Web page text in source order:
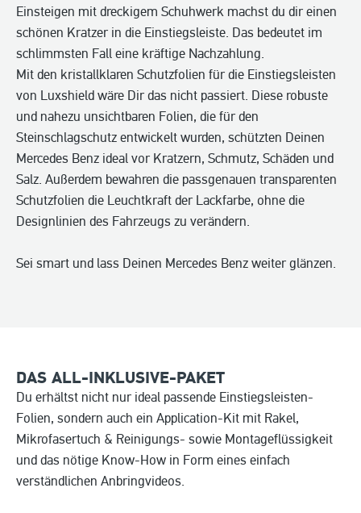
Einsteigen mit dreckigem Schuhwerk machst du dir einen
schönen Kratzer in die Einstiegsleiste. Das bedeutet im
schlimmsten Fall eine kräftige Nachzahlung.
Mit den kristallklaren Schutzfolien für die Einstiegsleisten
von Luxshield wäre Dir das nicht passiert. Diese robuste
und nahezu unsichtbaren Folien, die für den
Steinschlagschutz entwickelt wurden, schützten Deinen
Mercedes Benz ideal vor Kratzern, Schmutz, Schäden und
Salz. Außerdem bewahren die passgenauen transparenten
Schutzfolien die Leuchtkraft der Lackfarbe, ohne die
Designlinien des Fahrzeugs zu verändern.
Sei smart und lass Deinen Mercedes Benz weiter glänzen.
DAS ALL-INKLUSIVE-PAKET
Du erhältst nicht nur ideal passende Einstiegsleisten-
Folien, sondern auch ein Application-Kit mit Rakel,
Mikrofasertuch & Reinigungs- sowie Montageflüssigkeit
und das nötige Know-How in Form eines einfach
verständlichen Anbringvideos.